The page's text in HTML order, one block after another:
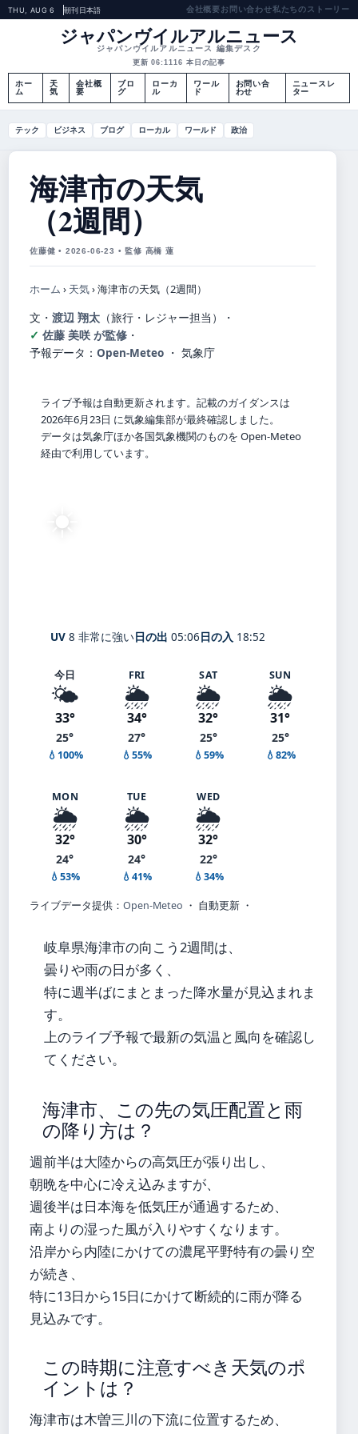
THU, AUG 6 朝刊日本語 会社概要お問い合わせ私たちのストーリー
ジャパンヴイルアルニュース
ジャパンヴイルアルニュース 編集デスク
更新 06:1116 本日の記事
ホー
ム
天
気
会社概
要
ブロ
グ
ローカ
ル
ワール
ド
お問い合
わせ
ニュースレ
ター
テック ビジネス ブログ ローカル ワールド 政治
海津市の天気
（2週間）
佐藤健 • 2026-06-23 • 監修 高橋 蓮
ホーム › 天気›海津市の天気（2週間）
文・ 渡辺 翔太 （旅行・レジャー担当）
・
佐藤 美咲 が監修 ・
予報データ： Open-Meteo ・ 気象庁
ライブ予報は自動更新されます。記載のガイダンスは
2026年6月23日 に気象編集部が最終確認しました。
データは気象庁ほか各国気象機関のものを Open-Meteo
経由で利用しています。
☀️
UV 8 非常に強い日の出 05:06日の入 18:52
今日
🌤️
33°
25°
💧100%
FRI
🌦️
34°
27°
💧55%
SAT
🌦️
32°
25°
💧59%
SUN
🌦️
31°
25°
💧82%
MON
🌦️
32°
24°
💧53%
TUE
🌦️
30°
24°
💧41%
WED
🌦️
32°
22°
💧34%
ライブデータ提供： Open-Meteo ・ 自動更新 ・
岐阜県海津市の向こう2週間は、
曇りや雨の日が多く、
特に週半ばにまとまった降水量が見込まれま
す。
上のライブ予報で最新の気温と風向を確認し
てください。
海津市、この先の気圧配置と雨
の降り方は？
週前半は大陸からの高気圧が張り出し、
朝晩を中心に冷え込みますが、
週後半は日本海を低気圧が通過するため、
南よりの湿った風が入りやすくなります。
沿岸から内陸にかけての濃尾平野特有の曇り空
が続き、
特に13日から15日にかけて断続的に雨が降る
見込みです。
この時期に注意すべき天気のポ
イントは？
海津市は木曽三川の下流に位置するため、